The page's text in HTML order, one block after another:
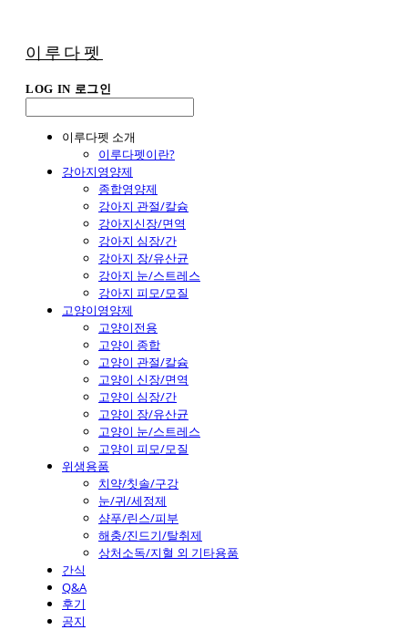
이루다펫
LOG IN 로그인
이루다펫 소개
이루다펫이란?
강아지영양제
종합영양제
강아지 관절/칼슘
강아지신장/면역
강아지 심장/간
강아지 장/유산균
강아지 눈/스트레스
강아지 피모/모질
고양이영양제
고양이전용
고양이 종합
고양이 관절/칼슘
고양이 신장/면역
고양이 심장/간
고양이 장/유산균
고양이 눈/스트레스
고양이 피모/모질
위생용품
치약/칫솔/구강
눈/귀/세정제
샴푸/린스/피부
해충/진드기/탈취제
상처소독/지혈 외 기타용품
간식
Q&A
후기
공지